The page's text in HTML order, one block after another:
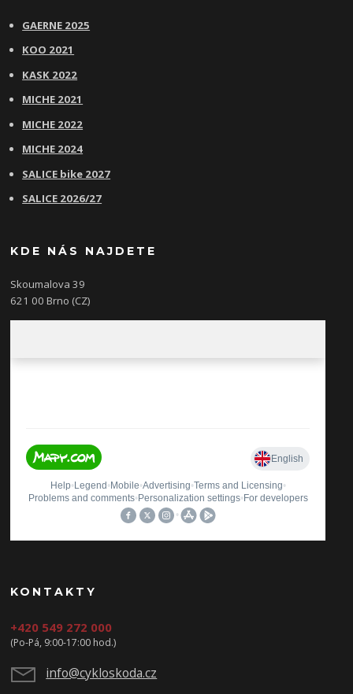
GAERNE 2025
KOO 2021
KASK 2022
MICHE 2021
MICHE 2022
MICHE 2024
SALICE bike 2027
SALICE 2026/27
KDE NÁS NAJDETE
Skoumalova 39
621 00 Brno (CZ)
KONTAKTY
+420 549 272 000
(Po-Pá, 9:00-17:00 hod.)
info@cykloskoda.cz